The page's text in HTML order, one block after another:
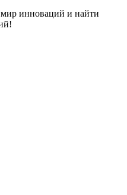
мир инноваций и найти